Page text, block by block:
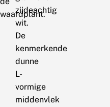
waardplant.
zijdeachtig
wit.
De
kenmerkende
dunne
L-
vormige
middenvlek